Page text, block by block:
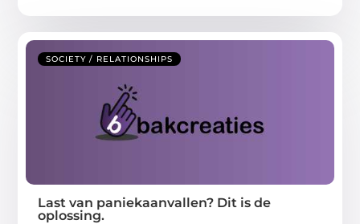
SOCIETY / RELATIONSHIPS
Last van paniekaanvallen? Dit is de
oplossing.